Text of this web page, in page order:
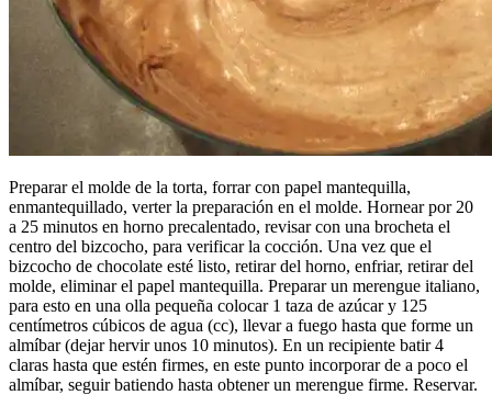
Preparar el molde de la torta, forrar con papel mantequilla,
enmantequillado, verter la preparación en el molde. Hornear por 20
a 25 minutos en horno precalentado, revisar con una brocheta el
centro del bizcocho, para verificar la cocción. Una vez que el
bizcocho de chocolate esté listo, retirar del horno, enfriar, retirar del
molde, eliminar el papel mantequilla. Preparar un merengue italiano,
para esto en una olla pequeña colocar 1 taza de azúcar y 125
centímetros cúbicos de agua (cc), llevar a fuego hasta que forme un
almíbar (dejar hervir unos 10 minutos). En un recipiente batir 4
claras hasta que estén firmes, en este punto incorporar de a poco el
almíbar, seguir batiendo hasta obtener un merengue firme. Reservar.